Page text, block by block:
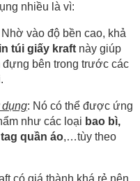
nhiều là vì:
Nhờ vào độ bền cao, khả
in túi giấy kraft này giúp
đựng bên trong trước các
: Nó có thể được ứng
như các loại bao bì,
quần áo,…tùy theo
có giá thành khá rẻ nên